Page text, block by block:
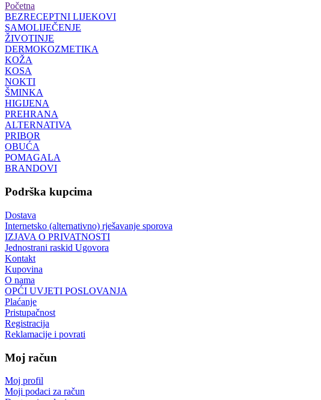
Početna
BEZRECEPTNI LIJEKOVI
SAMOLIJEČENJE
ŽIVOTINJE
DERMOKOZMETIKA
KOŽA
KOSA
NOKTI
ŠMINKA
HIGIJENA
PREHRANA
ALTERNATIVA
PRIBOR
OBUĆA
POMAGALA
BRANDOVI
Podrška kupcima
Dostava
Internetsko (alternativno) rješavanje sporova
IZJAVA O PRIVATNOSTI
Jednostrani raskid Ugovora
Kontakt
Kupovina
O nama
OPĆI UVJETI POSLOVANJA
Plaćanje
Pristupačnost
Registracija
Reklamacije i povrati
Moj račun
Moj profil
Moji podaci za račun